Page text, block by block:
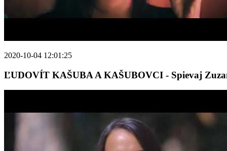
2020-10-04 12:01:25
ĽUDOVÍT KAŠUBA A KAŠUBOVCI - Spievaj